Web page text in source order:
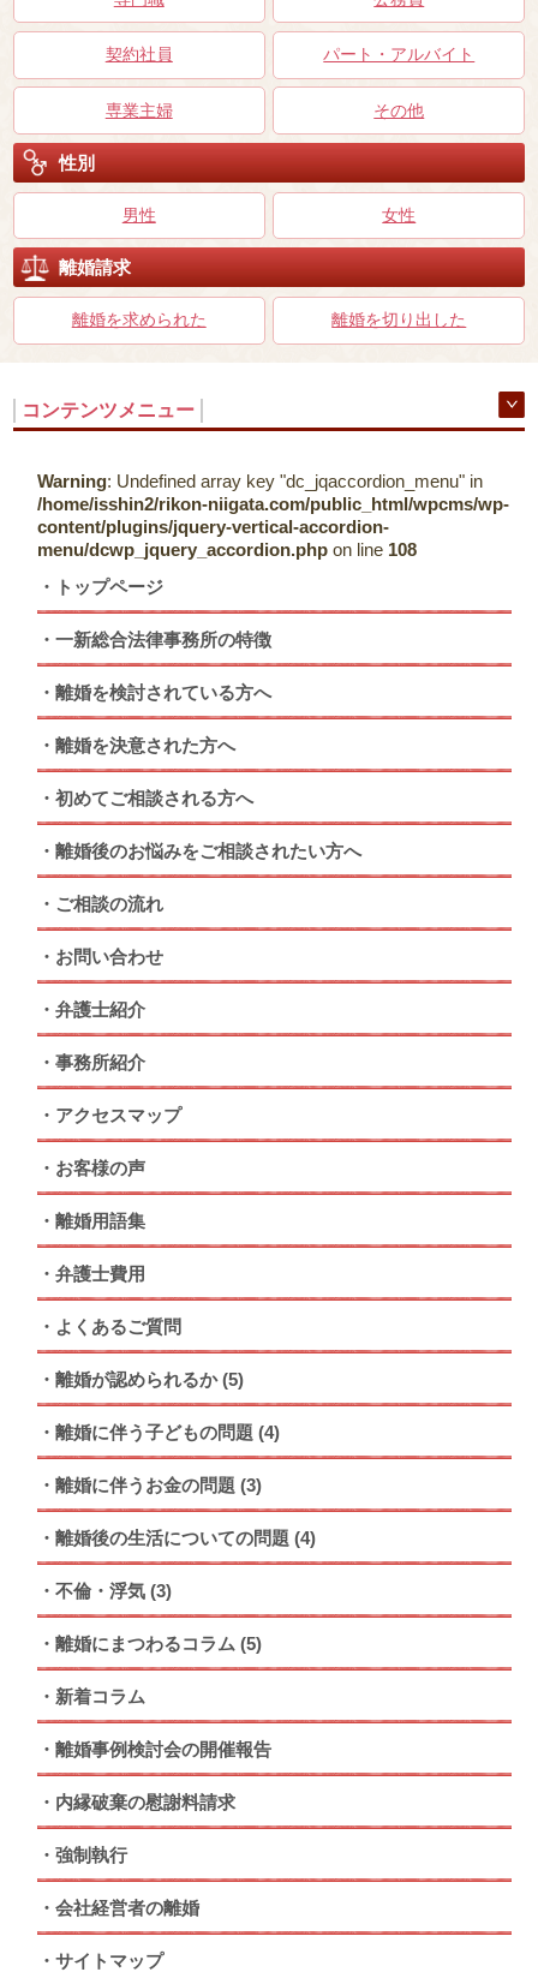
契約社員 パート・アルバイト
専業主婦 その他
性別
男性 女性
離婚請求
離婚を求められた 離婚を切り出した
コンテンツメニュー
Warning: Undefined array key "dc_jqaccordion_menu" in
/home/isshin2/rikon-niigata.com/public_html/wpcms/wp-
content/plugins/jquery-vertical-accordion-
menu/dcwp_jquery_accordion.php on line 108
トップページ
一新総合法律事務所の特徴
離婚を検討されている方へ
離婚を決意された方へ
初めてご相談される方へ
離婚後のお悩みをご相談されたい方へ
ご相談の流れ
お問い合わせ
弁護士紹介
事務所紹介
アクセスマップ
お客様の声
離婚用語集
弁護士費用
よくあるご質問
離婚が認められるか (5)
離婚に伴う子どもの問題 (4)
離婚に伴うお金の問題 (3)
離婚後の生活についての問題 (4)
不倫・浮気 (3)
離婚にまつわるコラム (5)
新着コラム
離婚事例検討会の開催報告
内縁破棄の慰謝料請求
強制執行
会社経営者の離婚
サイトマップ